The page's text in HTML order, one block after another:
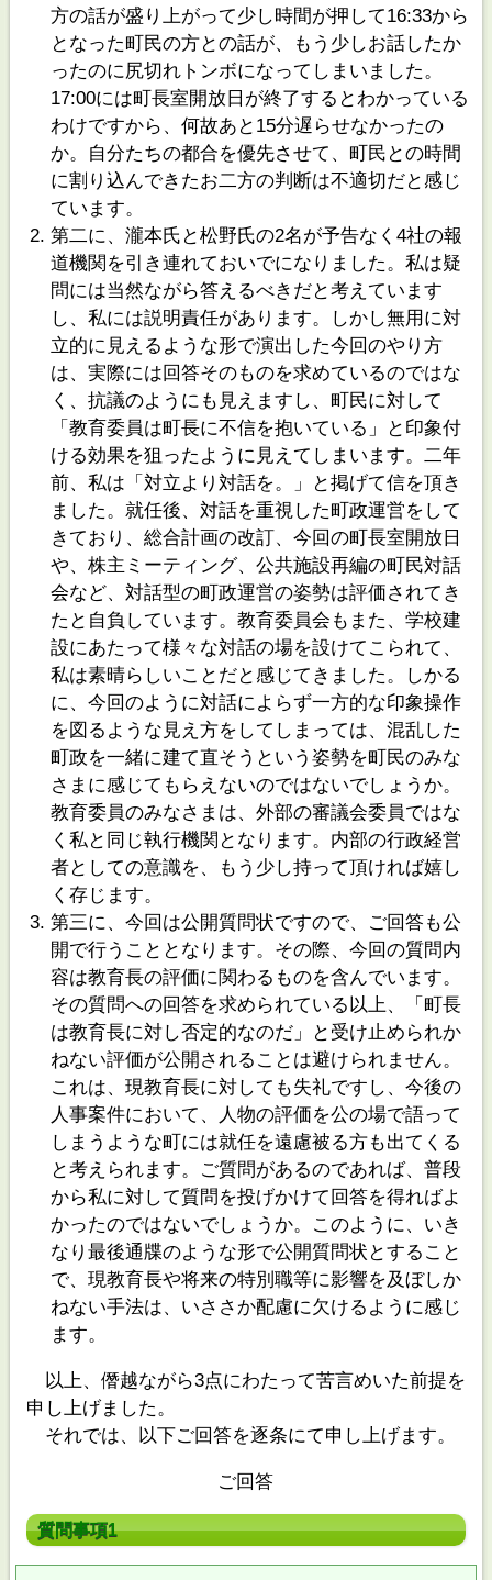
方の話が盛り上がって少し時間が押して16:33から
となった町民の方との話が、もう少しお話したか
ったのに尻切れトンボになってしまいました。
17:00には町長室開放日が終了するとわかっている
わけですから、何故あと15分遅らせなかったの
か。自分たちの都合を優先させて、町民との時間
に割り込んできたお二方の判断は不適切だと感じ
ています。
第二に、瀧本氏と松野氏の2名が予告なく4社の報
道機関を引き連れておいでになりました。私は疑
問には当然ながら答えるべきだと考えています
し、私には説明責任があります。しかし無用に対
立的に見えるような形で演出した今回のやり方
は、実際には回答そのものを求めているのではな
く、抗議のようにも見えますし、町民に対して
「教育委員は町長に不信を抱いている」と印象付
ける効果を狙ったように見えてしまいます。二年
前、私は「対立より対話を。」と掲げて信を頂き
ました。就任後、対話を重視した町政運営をして
きており、総合計画の改訂、今回の町長室開放日
や、株主ミーティング、公共施設再編の町民対話
会など、対話型の町政運営の姿勢は評価されてき
たと自負しています。教育委員会もまた、学校建
設にあたって様々な対話の場を設けてこられて、
私は素晴らしいことだと感じてきました。しかる
に、今回のように対話によらず一方的な印象操作
を図るような見え方をしてしまっては、混乱した
町政を一緒に建て直そうという姿勢を町民のみな
さまに感じてもらえないのではないでしょうか。
教育委員のみなさまは、外部の審議会委員ではな
く私と同じ執行機関となります。内部の行政経営
者としての意識を、もう少し持って頂ければ嬉し
く存じます。
第三に、今回は公開質問状ですので、ご回答も公
開で行うこととなります。その際、今回の質問内
容は教育長の評価に関わるものを含んでいます。
その質問への回答を求められている以上、「町長
は教育長に対し否定的なのだ」と受け止められか
ねない評価が公開されることは避けられません。
これは、現教育長に対しても失礼ですし、今後の
人事案件において、人物の評価を公の場で語って
しまうような町には就任を遠慮被る方も出てくる
と考えられます。ご質問があるのであれば、普段
から私に対して質問を投げかけて回答を得ればよ
かったのではないでしょうか。このように、いき
なり最後通牒のような形で公開質問状とすること
で、現教育長や将来の特別職等に影響を及ぼしか
ねない手法は、いささか配慮に欠けるように感じ
ます。
以上、僭越ながら3点にわたって苦言めいた前提を
申し上げました。
それでは、以下ご回答を逐条にて申し上げます。
ご回答
質問事項1